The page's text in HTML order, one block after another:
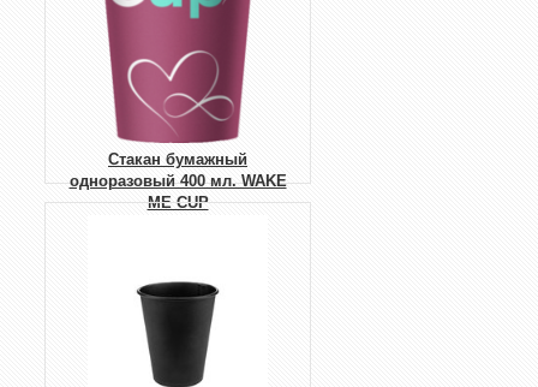
Стакан бумажный
одноразовый 400 мл. WAKE
ME CUP